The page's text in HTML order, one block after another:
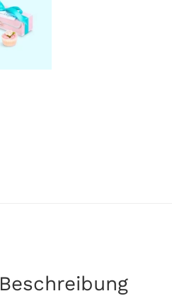
Beschreibung